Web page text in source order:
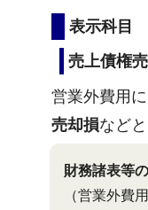
表示科目
売上債権
営業外費用
売却損など
財務諸表等
（営業外費